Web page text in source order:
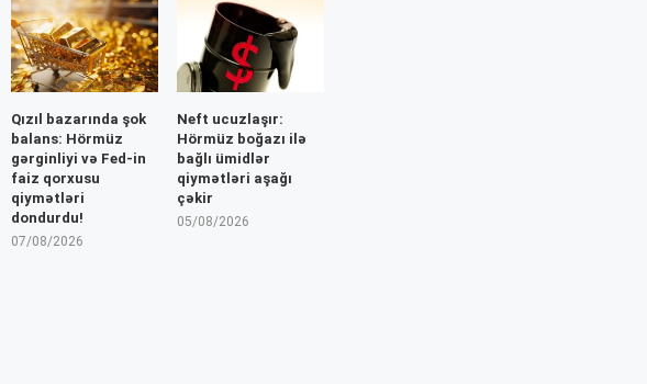
Qızıl bazarında şok
balans: Hörmüz
gərginliyi və Fed-in
faiz qorxusu
qiymətləri
dondurdu!
07/08/2026
Neft ucuzlaşır:
Hörmüz boğazı ilə
bağlı ümidlər
qiymətləri aşağı
çəkir
05/08/2026